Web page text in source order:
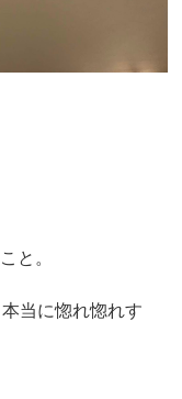
こと。
当に惚れ惚れす